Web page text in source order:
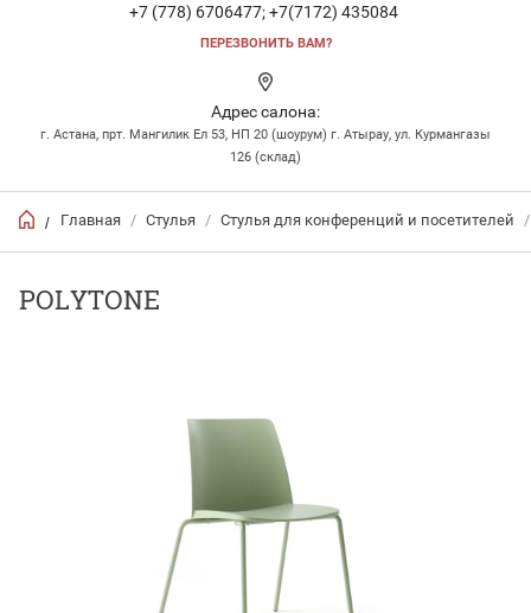
+7 (778) 6706477;+7(7172) 435084
ПЕРЕЗВОНИТЬ ВАМ?
Адрес салона:
г. Астана, прт. Мангилик Ел 53, НП 20 (шоурум) г. Атырау, ул. Курмангазы
126 (склад)
/ Главная / Стулья / Стулья для конференций и посетителей /
POLYTONE